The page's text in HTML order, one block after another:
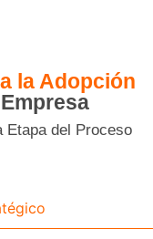
la Adopción
Etapa del Proceso